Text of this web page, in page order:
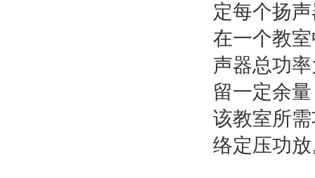
定每个扬
在一个教
声器总功
留一定余
该教室所需
络定压功